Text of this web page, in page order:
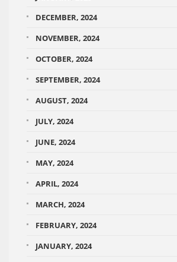
DECEMBER, 2024
NOVEMBER, 2024
OCTOBER, 2024
SEPTEMBER, 2024
AUGUST, 2024
JULY, 2024
JUNE, 2024
MAY, 2024
APRIL, 2024
MARCH, 2024
FEBRUARY, 2024
JANUARY, 2024